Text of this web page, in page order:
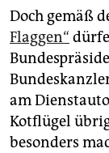
Doch gemäß
Flaggen“
am
Kotflügel
besonders